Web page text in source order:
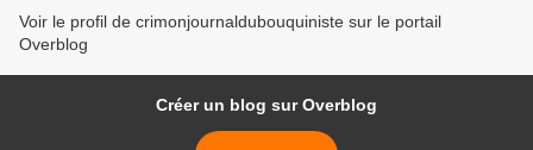
Voir le profil de crimonjournaldubouquiniste sur le portail
Overblog
Créer un blog sur Overblog